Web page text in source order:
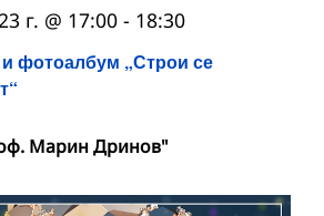
фотоалбум „Строи се
г. @ 17:00 - 18:30
Марин Дринов"